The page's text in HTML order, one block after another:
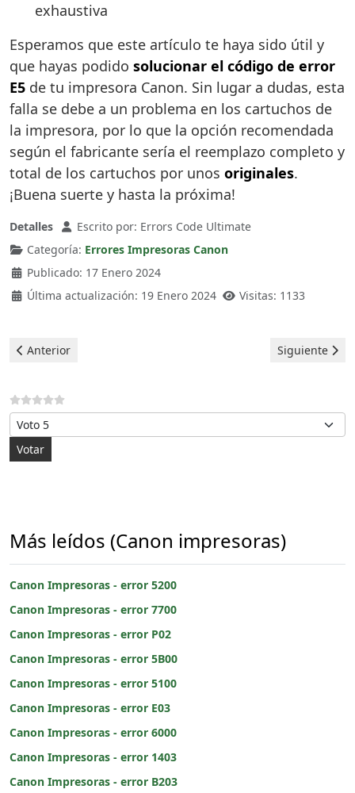
exhaustiva
Esperamos que este artículo te haya sido útil y
que hayas podido solucionar el código de error
E5 de tu impresora Canon. Sin lugar a dudas, esta
falla se debe a un problema en los cartuchos de
la impresora, por lo que la opción recomendada
según el fabricante sería el reemplazo completo y
total de los cartuchos por unos originales.
¡Buena suerte y hasta la próxima!
Detalles Escrito por: Errors Code Ultimate
Categoría: Errores Impresoras Canon
Publicado: 17 Enero 2024
Última actualización: 19 Enero 2024
Visitas: 1133
Artículo anterior: Canon Impresoras - error 6000
Anterior Artículo
Siguiente
Por favor, vote
Más leídos (Canon impresoras)
Canon Impresoras - error 5200
Canon Impresoras - error 7700
Canon Impresoras - error P02
Canon Impresoras - error 5B00
Canon Impresoras - error 5100
Canon Impresoras - error E03
Canon Impresoras - error 6000
Canon Impresoras - error 1403
Canon Impresoras - error B203